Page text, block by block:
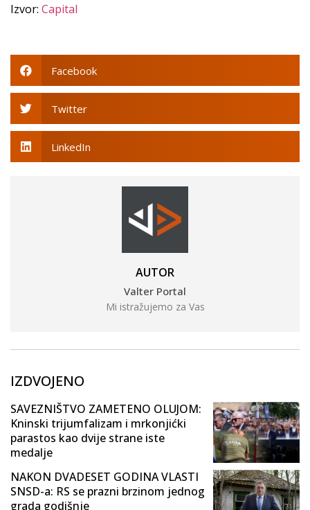
Izvor: Capital
Facebook
Twitter
LinkedIn
AUTOR
Valter Portal
Mi istražujemo za Vas
IZDVOJENO
SAVEZNIŠTVO ZAMETENO OLUJOM:
Kninski trijumfalizam i mrkonjićki
parastos kao dvije strane iste
medalje
NAKON DVADESET GODINA VLASTI
SNSD-a: RS se prazni brzinom jednog
grada godišnje